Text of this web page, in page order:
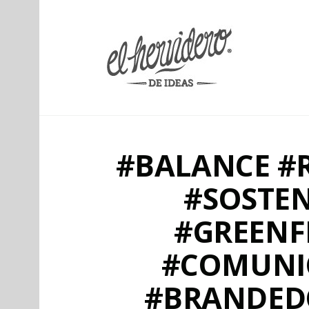
#BALANCE